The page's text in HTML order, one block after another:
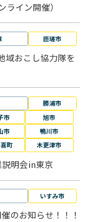
イン開催）
匝瑳市
域おこし協⼒隊を
勝浦市
市
旭市
市
鴨川市
町 木更津市
説明会in東京
いすみ市
のお知らせ！！！